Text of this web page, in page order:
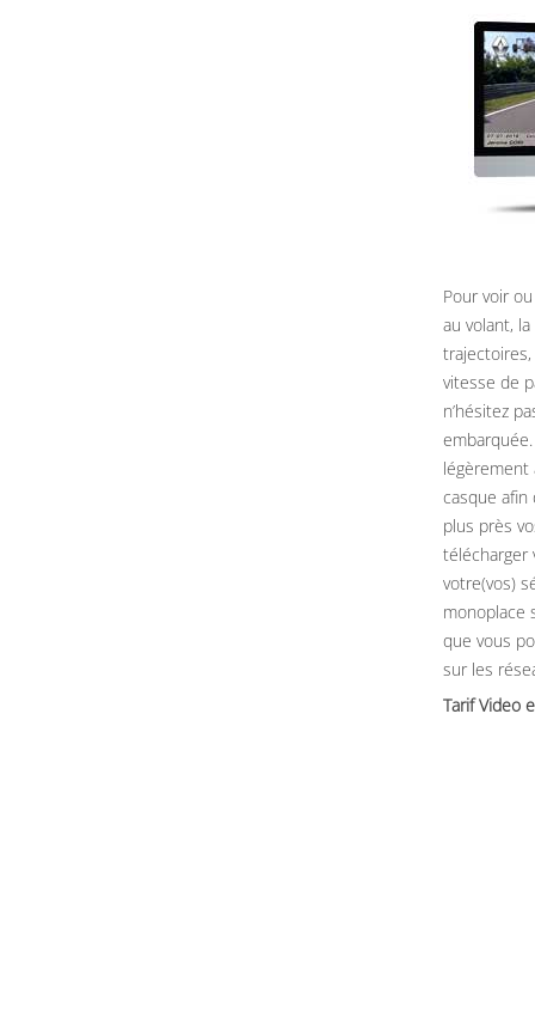
Pour voir
au volant,
vitesse de
n’hésitez
légèrement
casque afin
plus près
télécharger
votre(vos)
monoplace
que vous
sur les
Tarif Video